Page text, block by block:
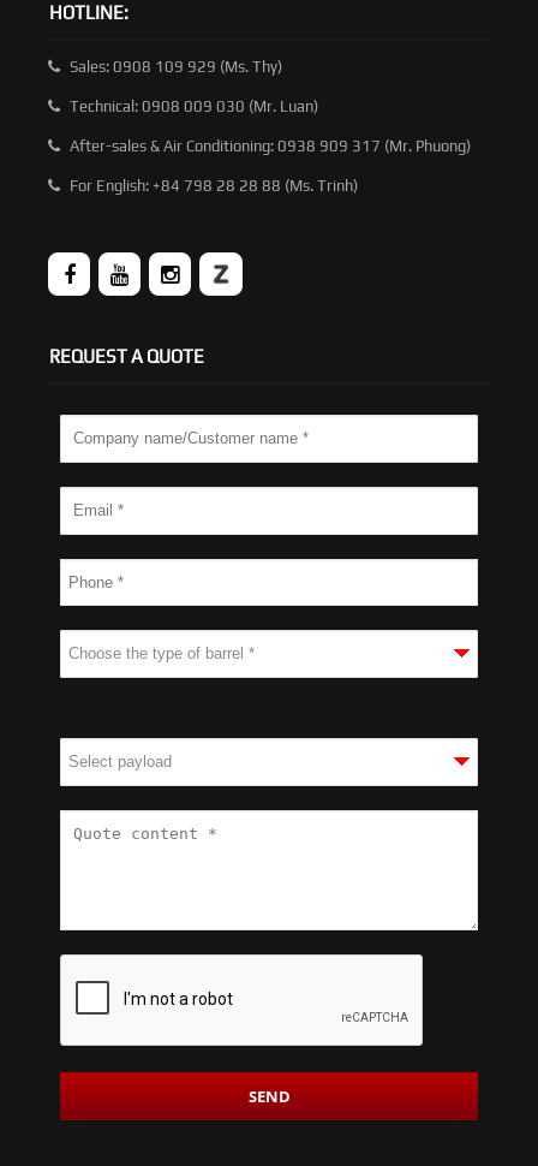
HOTLINE:
Sales: 0908 109 929 (Ms. Thy)
Technical: 0908 009 030 (Mr. Luan)
After-sales & Air Conditioning: 0938 909 317 (Mr. Phuong)
For English: +84 798 28 28 88 (Ms. Trinh)
REQUEST A QUOTE